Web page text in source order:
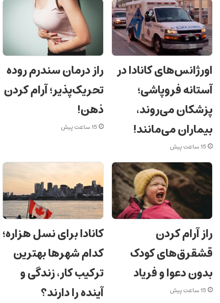
اورژانس‌های کانادا در
آستانه فروپاشی؛
پزشکان می‌روند،
بیماران می‌مانند!
15 ساعت پیش
راز درمان سندرم روده
تحریک‌پذیر؛ آرام کردن
ذهن!
15 ساعت پیش
راز آرام کردن
قشقرق‌های کودک
بدون دعوا و فریاد
15 ساعت پیش
کانادا برای نسل هزاره‌؛
کدام شهرها بهترین
ترکیب کار، زندگی و
آینده را دارند؟